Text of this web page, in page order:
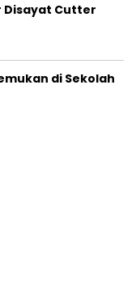
Disayat Cutter
di Sekolah